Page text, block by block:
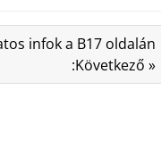
infok a B17 oldalán
:Következő »